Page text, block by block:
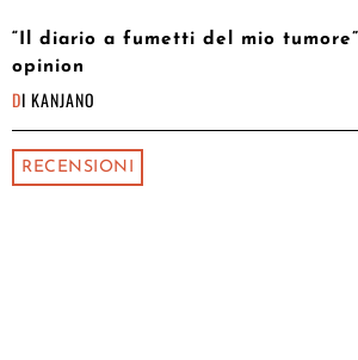
“Il diario a fumetti del mio
opinion
DI KANJANO
RECENSIONI